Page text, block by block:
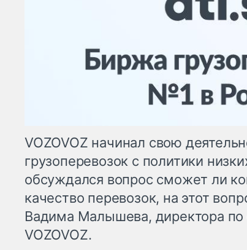
VOZOVOZ начинал свою
грузоперевозок с политики
обсуждался вопрос сможет ли
качество перевозок, на этот
Вадима Малышева, директора
VOZOVOZ.